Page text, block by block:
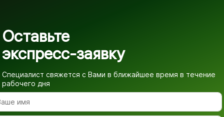
Оставьте
экспресс-заявку
Специалист свяжется с Вами в ближайшее время в течение
рабочего дня